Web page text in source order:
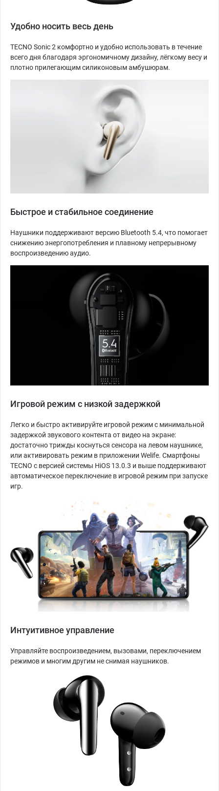
Удобно носить весь день
TECNO Sonic 2 комфортно и удобно использовать в течение
всего дня благодаря эргономичному дизайну, лёгкому весу и
плотно прилегающим силиконовым амбушюрам.
Быстрое и стабильное соединение
Наушники поддерживают версию Bluetooth 5.4, что помогает
снижению энергопотребления и плавному непрерывному
воспроизведению аудио.
Игровой режим с низкой задержкой
Легко и быстро активируйте игровой режим с минимальной
задержкой звукового контента от видео на экране:
достаточно трижды коснуться сенсора на левом наушнике,
или активировать режим в приложении Welife. Смартфоны
TECNO с версией системы HiOS 13.0.3 и выше поддерживают
автоматическое переключение в игровой режим при запуске
игр.
Интуитивное управление
Управляйте воспроизведением, вызовами, переключением
режимов и многим другим не снимая наушников.